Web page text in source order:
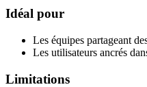
Idéal pour
Les équipes partageant
Les utilisateurs ancrés
Limitations